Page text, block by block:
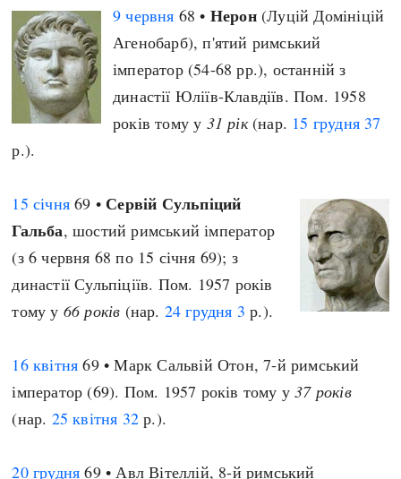
9 червня 68 • Нерон(Луцій Домініцій
Агенобарб), п'ятий римський
імператор (54-68 рр.), останній з
династії Юліїв-Клавдіїв. Пом. 1958
років тому у 31 рік(нар. 15 грудня 37
р.).
15 січня 69 • Сервій Сульпіций
Гальба, шостий римський імператор
(з 6 червня 68 по 15 січня 69); з
династії Сульпіціїв. Пом. 1957 років
тому у 66 років (нар. 24 грудня 3 р.).
16 квітня 69 • Марк Сальвій Отон, 7-й римський
імператор (69). Пом. 1957 років тому у37 років
(нар. 25 квітня 32 р.).
20 грудня 69 • Авл Вітеллій, 8-й римський